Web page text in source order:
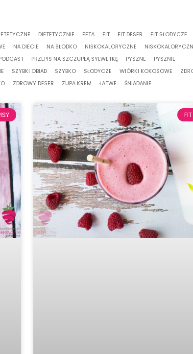
DIETETYCZNIE FETA FIT FIT DESER
FIT SŁODYCZE
NA DIECIE NA SŁODKO NISKOKALORYCZNE
PRZEPIS NA SZCZUPŁĄ SYLWETKĘ PYSZNE
PYSZNIE
SZYBKI OBIAD SZYBKO SŁODYCZE WIÓRKI KOKOSOWE
ZDROWY DESER ZUPA KREM ŁATWE ŚNIADANIE